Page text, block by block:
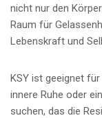
nicht nur den
Raum für
Lebenskraft und
KSY ist geeignet
innere Ruhe oder
suchen, das die